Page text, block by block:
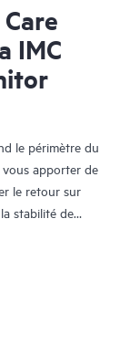
IMC
le périmètre du
vous apporter de
le retour sur
stabilité de
coûts
aux tâches